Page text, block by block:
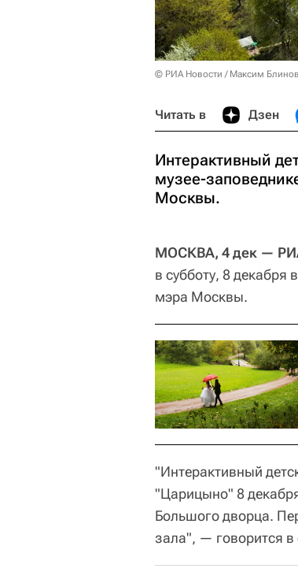
© РИА Новости / Максим Блинов
Читать в Дзен
Интерактивный
музее-
Москвы.
МОСКВА, 4 дек —
в субботу, 8
мэра Москвы.
"Интерактивный
"Царицыно" 8
Большого дворца.
зала", — говорится